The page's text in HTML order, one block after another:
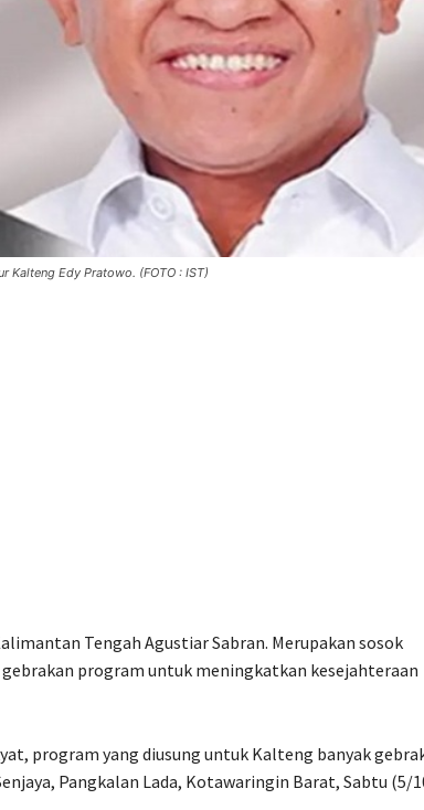
Kalteng Edy Pratowo. (FOTO : IST)
Tengah Agustiar Sabran. Merupakan sosok
program untuk meningkatkan kesejahteraan
program yang diusung untuk Kalteng banyak
Pangkalan Lada, Kotawaringin Barat, Sabtu (5/